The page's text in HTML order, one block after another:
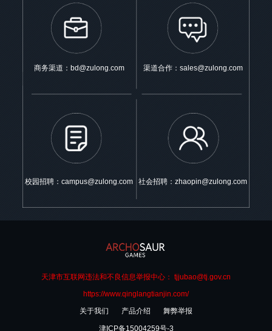
商务渠道：bd@zulong.com 渠道合作：sales@zulong.com
校园招聘：campus@zulong.com 社会招聘：zhaopin@zulong.com
天津市互联网违法和不良信息举报中心： tjjubao@tj.gov.cn
https://www.qinglangtianjin.com/
关于我们
产品介绍 舞弊举报
津ICP备15004259号-3